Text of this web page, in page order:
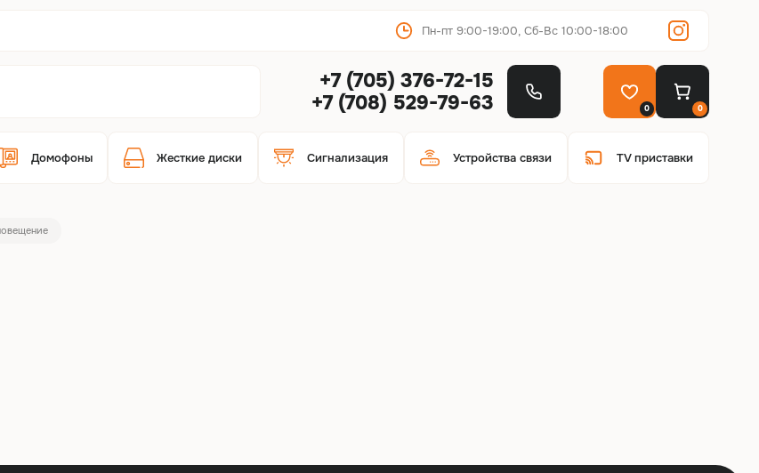
Пн-пт 9:00-19:00, Сб-Вс 10:00-18:00
+7 (705) 376-72-15
+7 (708) 529-79-63
0 0
Домофоны Жесткие диски Сигнализация Устройства связи TV приставки